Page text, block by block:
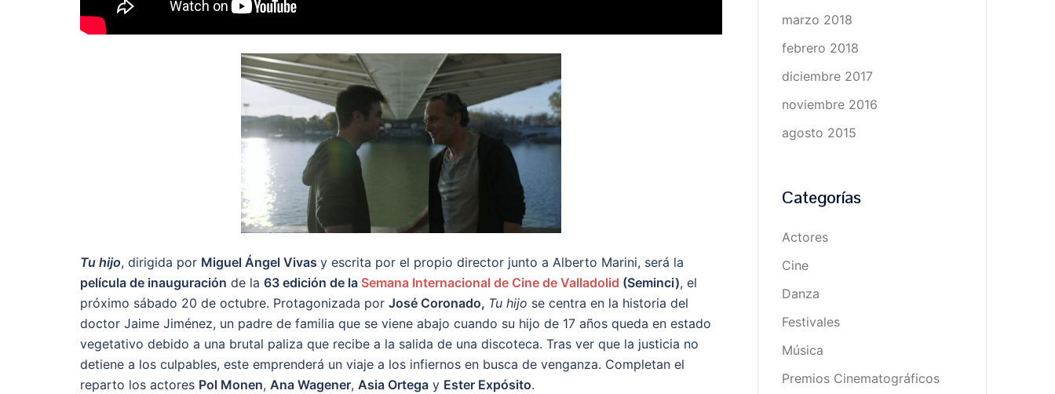
Tu hijo, dirigida por Miguel Ángel Vivas y escrita por el propio director junto a Alberto Marini, será la
película de inauguración de la 63 edición de la Semana Internacional de Cine de Valladolid (Seminci), el
próximo sábado 20 de octubre. Protagonizada por José Coronado, Tu hijo se centra en la historia del
doctor Jaime Jiménez, un padre de familia que se viene abajo cuando su hijo de 17 años queda en estado
vegetativo debido a una brutal paliza que recibe a la salida de una discoteca. Tras ver que la justicia no
detiene a los culpables, este emprenderá un viaje a los infiernos en busca de venganza. Completan el
reparto los actores Pol Monen, Ana Wagener, Asia Ortega y Ester Expósito.
marzo 2018
febrero 2018
diciembre 2017
noviembre 2016
agosto 2015
Categorías
Actores
Cine
Danza
Festivales
Música
Premios Cinematográficos